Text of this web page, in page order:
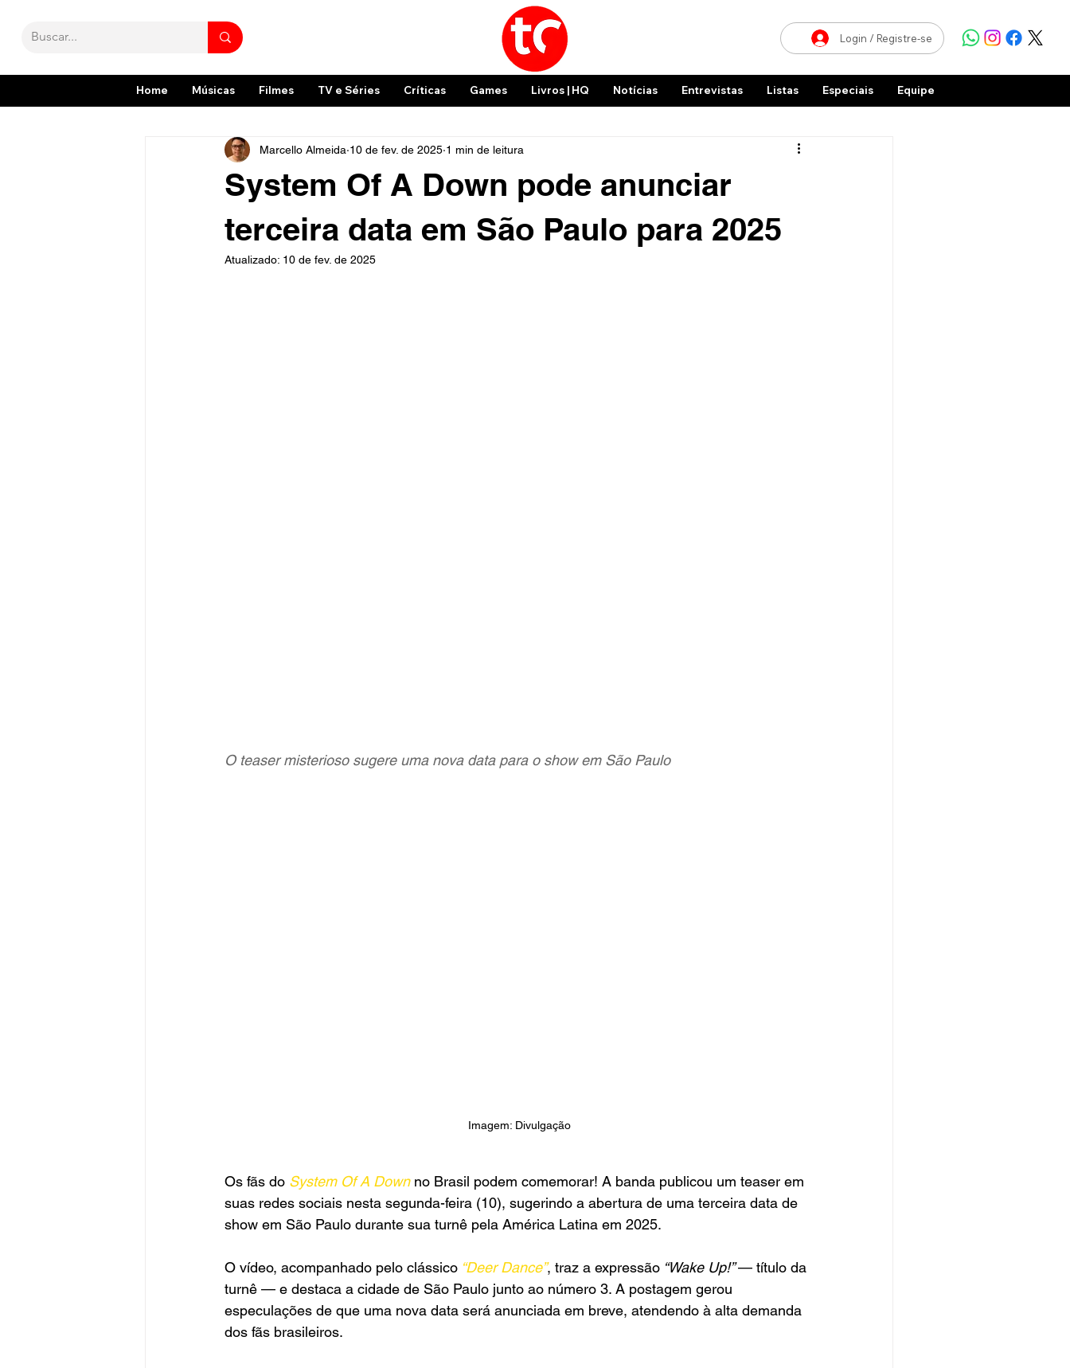
Login / Registre-se
Home Músicas Filmes TV e Séries Críticas Games Livros | HQ Notícias Entrevistas Listas Especiais Equipe
System Of A Down pode anunciar
terceira data em São Paulo para 2025
Marcello Almeida 10 de fev. de 2025 1 min de leitura
Atualizado: 10 de fev. de 2025
O teaser misterioso sugere uma nova data para o show em São Paulo
Imagem: Divulgação
Os fãs do System Of A Down no Brasil podem comemorar! A banda publicou um teaser em
suas redes sociais nesta segunda-feira (10), sugerindo a abertura de uma terceira data de
show em São Paulo durante sua turnê pela América Latina em 2025.
O vídeo, acompanhado pelo clássico “Deer Dance”, traz a expressão “Wake Up!” — título da
turnê — e destaca a cidade de São Paulo junto ao número 3. A postagem gerou
especulações de que uma nova data será anunciada em breve, atendendo à alta demanda
dos fãs brasileiros.